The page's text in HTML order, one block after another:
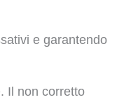
e garantendo
Il non corretto